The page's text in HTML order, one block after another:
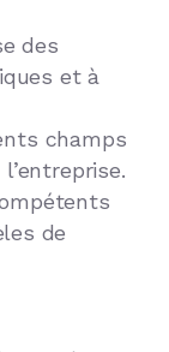
des
et à
champs
de